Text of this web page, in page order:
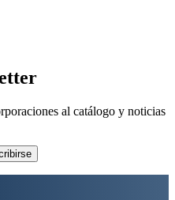
al catálogo y noticias